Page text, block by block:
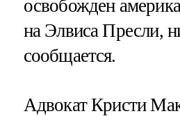
освобожден
на Элвиса Пресли,
сообщается.
Адвокат Кристи